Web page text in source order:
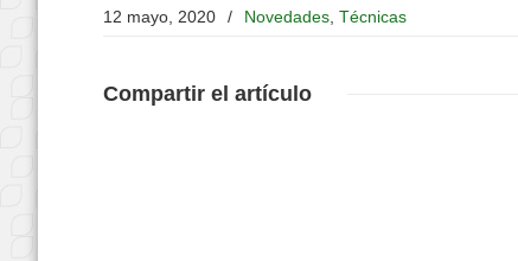
12 mayo, 2020 / Novedades Técnicas
Compartir el artículo